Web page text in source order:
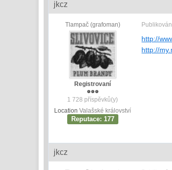
jkcz
Tlampač (grafoman)
Registrovaní
1 728 příspěvků(y)
Location Valašské království
Reputace: 177
http://
http://
jkcz